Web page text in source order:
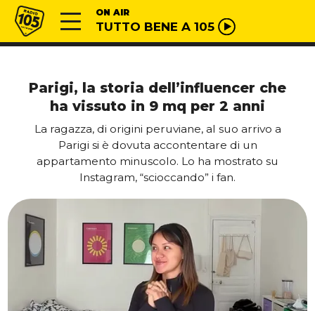
Vai al contenuto
Radio 105 ON AIR
TUTTO BENE A 105
Parigi, la storia dell’influencer che
ha vissuto in 9 mq per 2 anni
La ragazza, di origini peruviane, al suo arrivo a
Parigi si è dovuta accontentare di un
appartamento minuscolo. Lo ha mostrato su
Instagram, “scioccando” i fan.